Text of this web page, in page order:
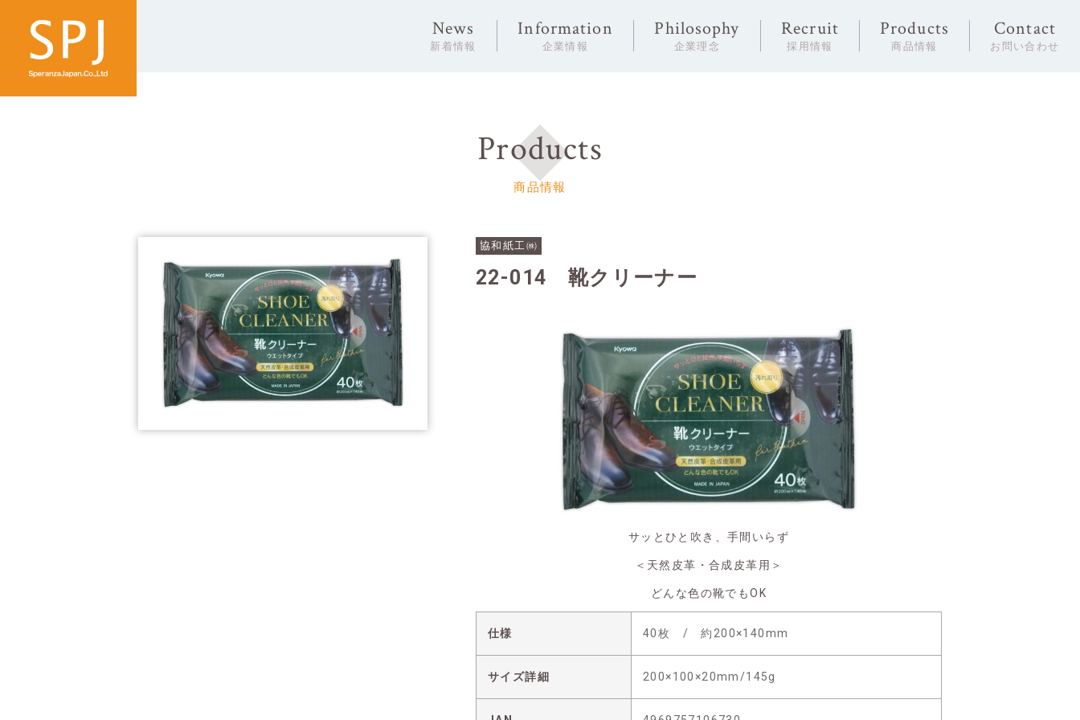
News
新着情報
Information
企業情報
Philosophy
企業理念
Recruit
採用情報
Products
商品情報
Contact
お問い合わせ
Products
商品情報
協和紙工㈱
22-014 靴クリーナー
サッとひと吹き、手間いらず
＜天然皮革・合成皮革用＞
どんな色の靴でもOK
仕様 40枚 / 約200×140mm
サイズ詳細 200×100×20mm/145g